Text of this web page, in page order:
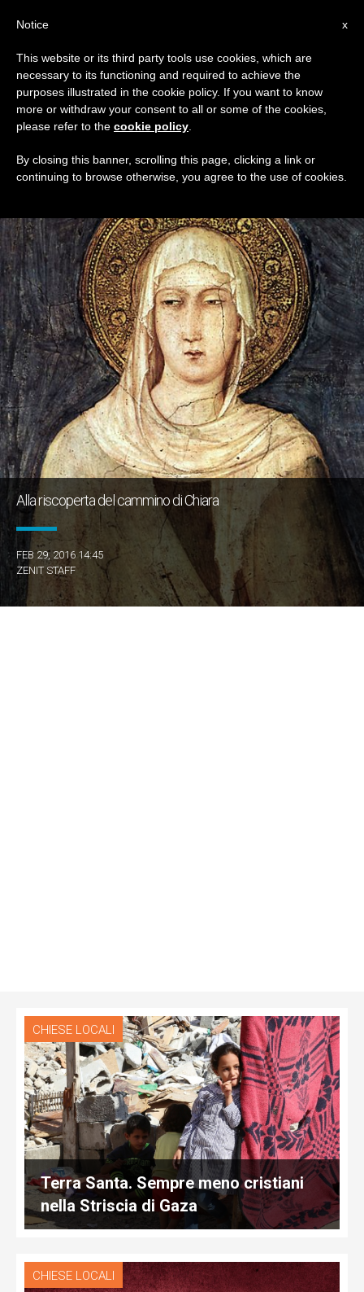
MESE
Febbraio, 2016
ULTIME NOTIZIE
Alla riscoperta del cammino di Chiara
FEB 29, 2016 14:45
ZENIT STAFF
CHIESE LOCALI
Terra Santa. Sempre meno cristiani
nella Striscia di Gaza
CHIESE LOCALI
x
Notice
This website or its third party tools use cookies, which are
necessary to its functioning and required to achieve the
purposes illustrated in the cookie policy. If you want to know
more or withdraw your consent to all or some of the cookies,
please refer to the cookie policy
By closing this banner, scrolling this page, clicking a link or
continuing to browse otherwise, you agree to the use of cookies.